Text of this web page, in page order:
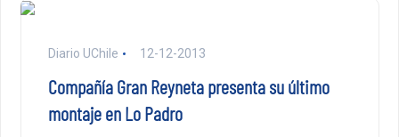
Diario UChile 12-12-2013
Compañía Gran Reyneta presenta su último
montaje en Lo Padro